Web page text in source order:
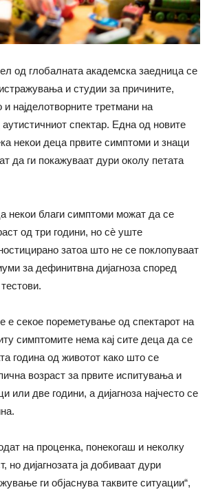
од глобалната академска заедница се
и студии за причините,
и најделотворните третмани на
спектар. Една од новите
некои деца првите симптоми и знаци
да ги покажуваат дури околу петата
некои благи симптоми можат да се
од три години, но сѐ уште
затоа што не се поклопуваат
за дефинитвна дијагноза според
е секое пореметување од спектарот на
симптомите нема кај сите деца да се
година од животот како што се
возраст за првите испитувања и
или две години, а дијагноза најчесто се
на проценка, понекогаш и неколку
но дијагнозата ја добиваат дури
ги објаснува таквите ситуации“,